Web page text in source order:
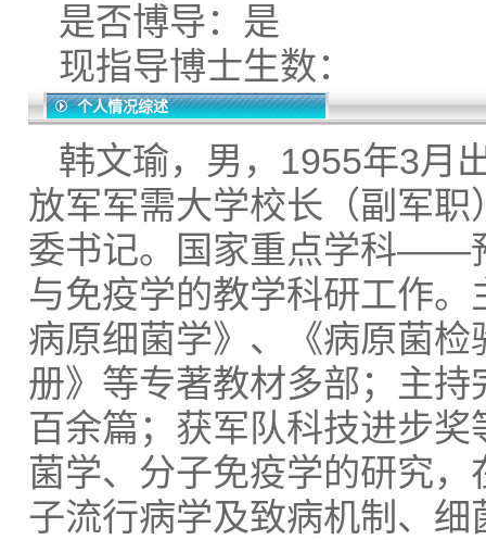
是否博导：是
现指导博士生数：
个人情况综述
韩文瑜，男，1955年3月
放军军需大学校长（副军
委书记。国家重点学科——
与免疫学的教学科研工作
病原细菌学》、《病原菌
册》等专著教材多部；主
百余篇；获军队科技进步
菌学、分子免疫学的研究
子流行病学及致病机制、